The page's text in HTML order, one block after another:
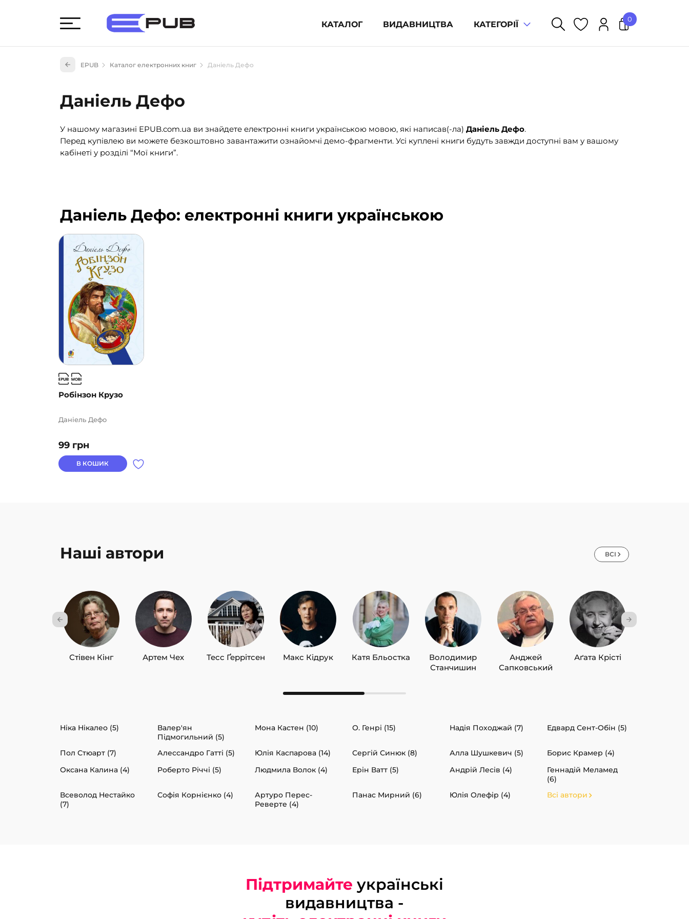
КАТАЛОГ ВИДАВНИЦТВА КАТЕГОРІЇ
Художня література (1854)
(527)
0
У кошику немає товарів.
EPUB Каталог електронних книг Даніель Дефо
Даніель Дефо
У нашому магазині EPUB.com.ua ви знайдете електронні книги українською мовою, які написав(-ла) Даніель Дефо.
Перед купівлею ви можете безкоштовно завантажити ознайомчі демо-фрагменти. Усі куплені книги будуть завжди доступні вам у вашому
кабінеті у розділі “Мої книги”.
Даніель Дефо: електронні книги українською
Робінзон Крузо
99 грн
Даніель Дефо
В КОШИК
Наші автори ВСІ
Стівен Кінг Артем Чех Тесс Ґеррітсен Макс Кідрук Катя Бльостка
Володимир
Станчишин
Анджей
Сапковський
Аґата Крісті
Ніка Нікалео (5)
Валер'ян
Підмогильний (5)
Мона Кастен (10) О. Генрі (15) Надія Походжай (7) Едвард Сент-Обін (5)
Пол Стюарт (7) Алессандро Гатті (5) Юлія Каспарова (14) Сергій Синюк (8) Алла Шушкевич (5)
Борис Крамер (4)
Оксана Калина (4)
Роберто Річчі (5) Людмила Волок (4) Ерін Ватт (5) Андрій Лесів (4)
Геннадій Меламед
(6)
Всеволод Нестайко
(7)
Софія Корнієнко (4)
Артуро Перес-
Реверте (4)
Панас Мирний (6) Юлія Олефір (4) Всі автори
Підтримайте українські
видавництва -